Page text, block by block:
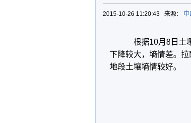
2015-10-26 11:20:43 来源： 中
根据10月8日土
下降较大，墒情差。
地段土壤墒情较好。